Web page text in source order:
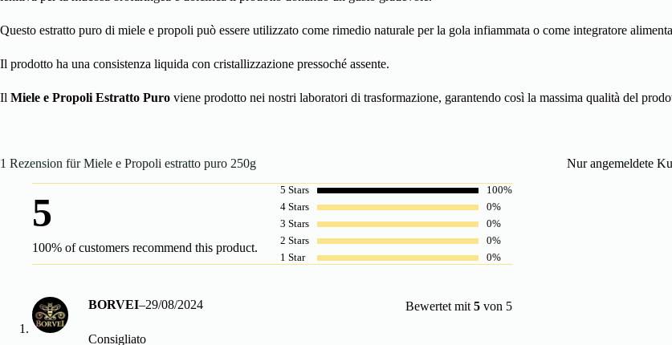
Questo estratto puro di miele e propoli può essere utilizzato come rimedio naturale per la gola infiammata o come integratore
Il prodotto ha una consistenza liquida con cristallizzazione pressoché assente.
Il Miele e Propoli Estratto Puro viene prodotto nei nostri laboratori di trasformazione, garantendo così la massima qualità del
1 Rezension fürMiele e Propoli estratto puro 250g
5
100% of customers recommend this product.
5 Stars
100%
4 Stars
0%
3 Stars
0%
2 Stars
0%
1 Star
0%
Bewertet mit5 von 5
BORVEI–29/08/2024
Consigliato
Nur angemeldete